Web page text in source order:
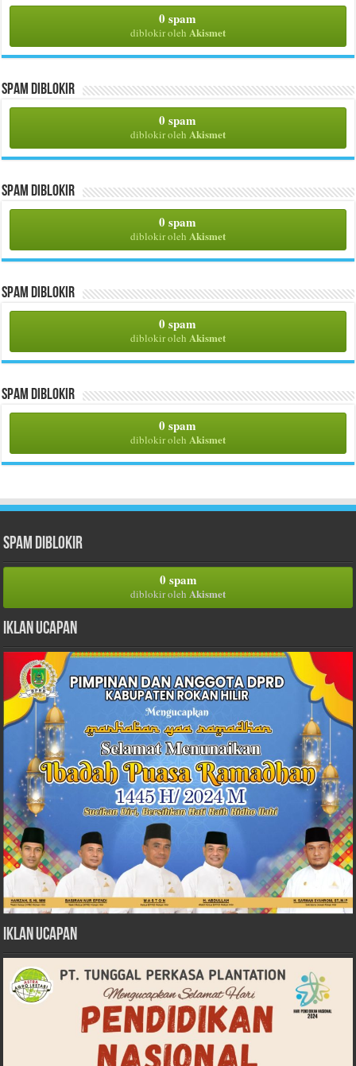
0 spam
diblokir oleh Akismet
Spam Diblokir
0 spam
diblokir oleh Akismet
Spam Diblokir
0 spam
diblokir oleh Akismet
Spam Diblokir
0 spam
diblokir oleh Akismet
Spam Diblokir
0 spam
diblokir oleh Akismet
Spam Diblokir
0 spam
diblokir oleh Akismet
Iklan Ucapan
Iklan Ucapan